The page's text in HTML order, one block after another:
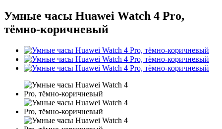
Умные часы Huawei Watch 4 Pro,
тёмно-коричневый